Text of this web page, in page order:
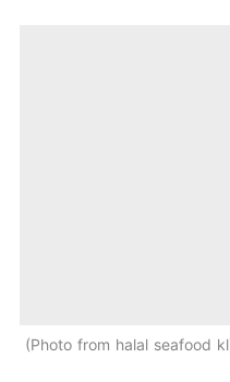
Photo from halal seafood kl